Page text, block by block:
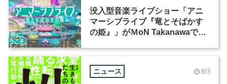
没入型音楽ライブショー「アニ
マーシブライブ『竜とそばかす
の姫』」がＭoN Takanawaで開
ニュース 8/3